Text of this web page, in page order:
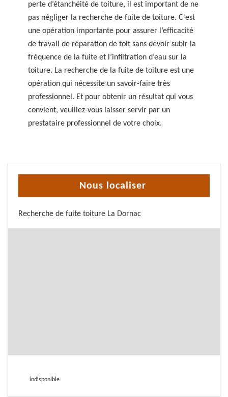
perte d’étanchéité de toiture, il est important de ne
pas négliger la recherche de fuite de toiture. C’est
une opération importante pour assurer l’efficacité
de travail de réparation de toit sans devoir subir la
fréquence de la fuite et l’infiltration d’eau sur la
toiture. La recherche de la fuite de toiture est une
opération qui nécessite un savoir-faire très
professionnel. Et pour obtenir un résultat qui vous
convient, veuillez-vous laisser servir par un
prestataire professionnel de votre choix.
Nous localiser
Recherche de fuite toiture La Dornac
indisponible